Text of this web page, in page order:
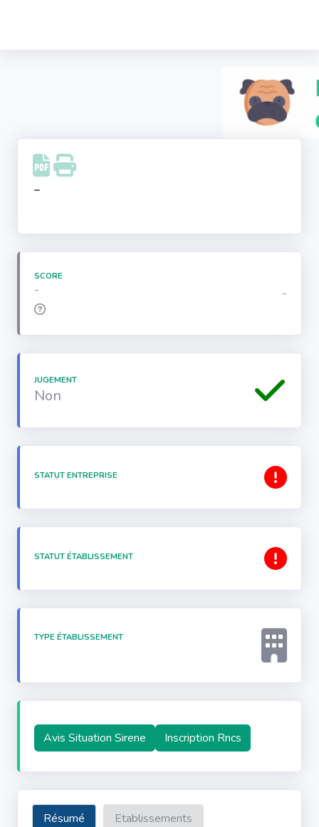
Facebook
Instagram
-
SCORE
- -
JUGEMENT
Non
STATUT ENTREPRISE
STATUT ÉTABLISSEMENT
TYPE ÉTABLISSEMENT
Avis Situation Sirene Inscription Rncs
Résumé
Etablissements